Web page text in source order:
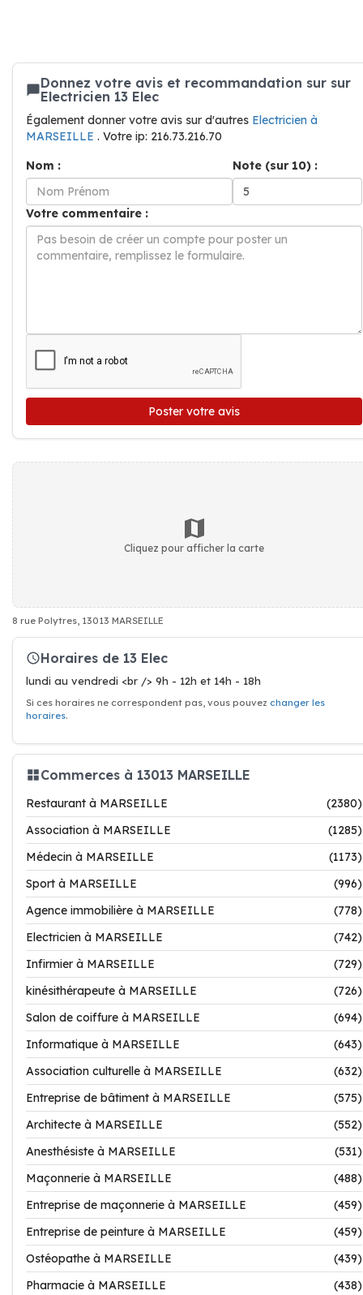
Donnez votre avis et recommandation sur sur
Electricien 13 Elec
Également donner votre avis sur d'autres Electricien à
MARSEILLE . Votre ip: 216.73.216.70
Nom :
Note (sur 10) :
Votre commentaire :
Poster votre avis
Cliquez pour afficher la carte
8 rue Polytres, 13013 MARSEILLE
Horaires de 13 Elec
lundi au vendredi <br /> 9h - 12h et 14h - 18h
Si ces horaires ne correspondent pas, vous pouvez changer les
horaires.
Commerces à 13013 MARSEILLE
Restaurant à MARSEILLE
(2380)
Association à MARSEILLE
(1285)
Médecin à MARSEILLE
(1173)
Sport à MARSEILLE
(996)
Agence immobilière à MARSEILLE
(778)
Electricien à MARSEILLE
(742)
Infirmier à MARSEILLE
(729)
kinésithérapeute à MARSEILLE
(726)
Salon de coiffure à MARSEILLE
(694)
Informatique à MARSEILLE
(643)
Association culturelle à MARSEILLE
(632)
Entreprise de bâtiment à MARSEILLE
(575)
Architecte à MARSEILLE
(552)
Anesthésiste à MARSEILLE
(531)
Maçonnerie à MARSEILLE
(488)
Entreprise de maçonnerie à MARSEILLE
(459)
Entreprise de peinture à MARSEILLE
(459)
Ostéopathe à MARSEILLE
(439)
Pharmacie à MARSEILLE
(438)